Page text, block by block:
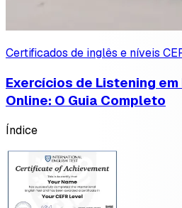
Certificados de inglês e níveis
Exercícios de Listening
Online: O Guia Completo
Índice